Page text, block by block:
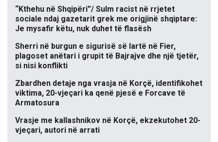
“Kthehu në Shqipëri”/ Sulm racist në rrjetet
sociale ndaj gazetarit grek me origjinë shqiptare:
Je mysafir këtu, nuk duhet të flasësh
Sherri në burgun e sigurisë së lartë në Fier,
plagoset anëtari i grupit të Bajrajve dhe një tjetër,
si nisi konflikti
Zbardhen detaje nga vrasja në Korçë, identifikohet
viktima, 20-vjeçari ka qenë pjesë e Forcave të
Armatosura
Vrasje me kallashnikov në Korçë, ekzekutohet 20-
vjeçari, autori në arrati